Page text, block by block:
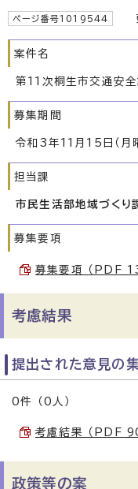
ページ番号1019544
案件名
第11次桐生市交通安全
募集期間
令和3年11月15日（月
担当課
市民生活部地域づくり
募集要項
募集要項 （PDF
考慮結果
提出された意見の
0件 （0人）
考慮結果 （PDF
政策等の案